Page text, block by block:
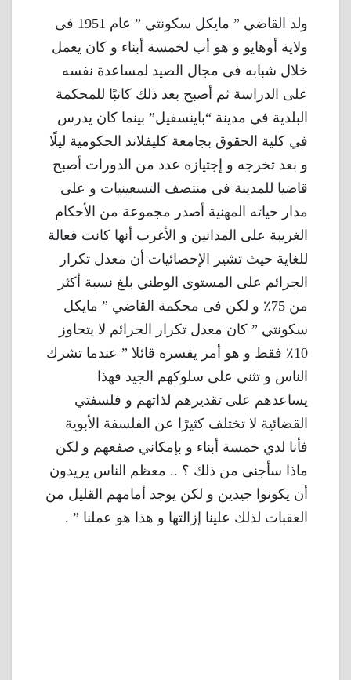
ولد القاضي ” مايكل سكونتي ” عام 1951 فى
ولاية أوهايو و هو أب لخمسة أبناء و كان يعمل
خلال شبابه فى مجال الصيد لمساعدة نفسه
على الدراسة ثم أصبح بعد ذلك كاتبًا للمحكمة
البلدية في مدينة “باينسفيل” بينما كان يدرس
في كلية الحقوق بجامعة كليفلاند الحكومية ليلًا
و بعد تخرجه و إجتيازه عدد من الدورات أصبح
قاضيا للمدينة فى منتصف التسعينيات و على
مدار حياته المهنية أصدر مجموعة من الأحكام
الغريبة على المدانين و الأغرب أنها كانت فعالة
للغاية حيث تشير الإحصائيات أن معدل تكرار
الجرائم على المستوى الوطني بلغ نسبة أكثر
من 75٪ و لكن فى محكمة القاضي ” مايكل
سكونتي ” كان معدل تكرار الجرائم لا يتجاوز
10٪ فقط و هو أمر يفسره قائلا ” عندما تشرك
الناس و تثني على سلوكهم الجيد فهذا
يساعدهم على تقديرهم لذاتهم و فلسفتي
القضائية لا تختلف كثيرًا عن الفلسفة الأبوية
فأنا لدي خمسة أبناء و بإمكاني صفعهم و لكن
ماذا سأجنى من ذلك ؟ .. معظم الناس يريدون
أن يكونوا جيدين و لكن يوجد أمامهم القليل من
العقبات لذلك علينا إزالتها و هذا هو عملنا ” .